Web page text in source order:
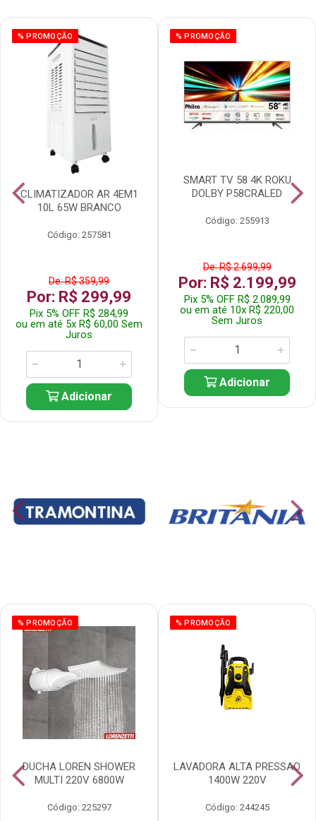
% PROMOÇÃO
CLIMATIZADOR AR 4EM1
10L 65W BRANCO
Código: 257581
De: R$ 359,99
Por: R$ 299,99
Pix 5% OFF R$ 284,99
ou em até 5x R$ 60,00 Sem
Juros
Adicionar
% PROMOÇÃO
SMART TV 58 4K ROKU
DOLBY P58CRALED
Código: 255913
De: R$ 2.699,99
Por: R$ 2.199,99
Pix 5% OFF R$ 2.089,99
ou em até 10x R$ 220,00
Sem Juros
Adicionar
% PROMOÇÃO
DUCHA LOREN SHOWER
MULTI 220V 6800W
Código: 225297
% PROMOÇÃO
LAVADORA ALTA PRESSAO
1400W 220V
Código: 244245